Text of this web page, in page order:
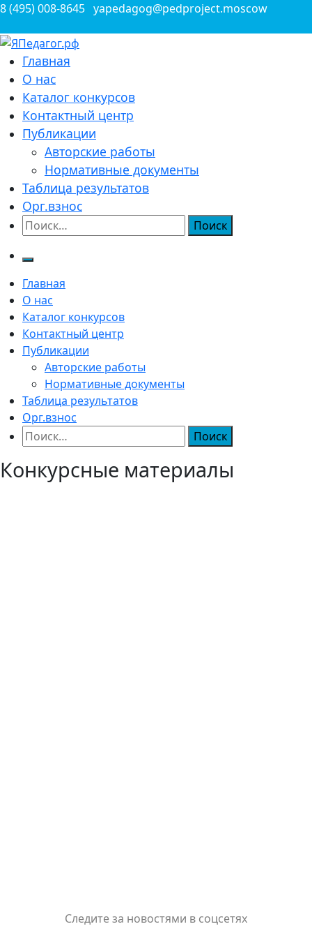
Перейти
содержимому
8 (495) 008-8645 yapedagog@pedproject.moscow
ЯПедагог.рф
Всероссийские конкурсы для педагогов
Главная
О нас
Каталог конкурсов
Контактный центр
Публикации
Авторские работы
Нормативные документы
Таблица результатов
Орг.взнос
Найти:
Главная
О нас
Каталог конкурсов
Контактный центр
Публикации
Авторские работы
Нормативные документы
Таблица результатов
Орг.взнос
Найти:
Конкурсные материалы
Следите за новостями в соцсетях